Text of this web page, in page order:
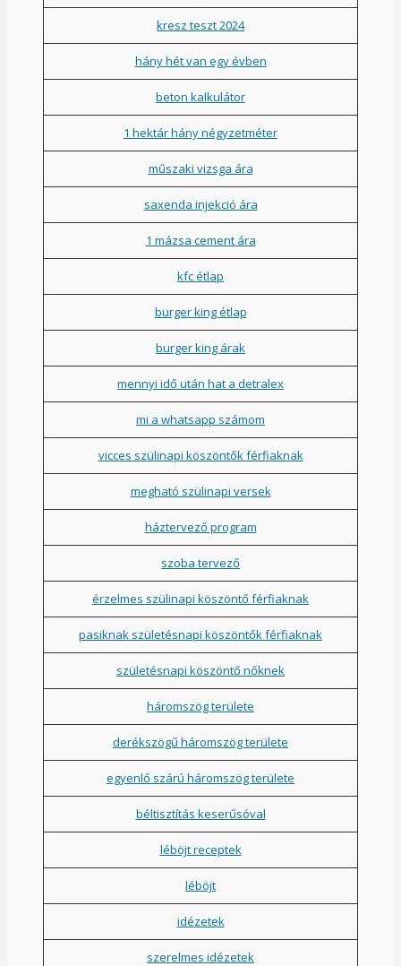
kresz teszt 2024
hány hét van egy évben
beton kalkulátor
1 hektár hány négyzetméter
műszaki vizsga ára
saxenda injekció ára
1 mázsa cement ára
kfc étlap
burger king étlap
burger king árak
mennyi idő után hat a detralex
mi a whatsapp számom
vicces szülinapi köszöntők férfiaknak
megható szülinapi versek
háztervező program
szoba tervező
érzelmes szülinapi köszöntő férfiaknak
pasiknak születésnapi köszöntők férfiaknak
születésnapi köszöntő nőknek
háromszög területe
derékszögű háromszög területe
egyenlő szárú háromszög területe
béltisztítás keserűsóval
léböjt receptek
léböjt
idézetek
szerelmes idézetek